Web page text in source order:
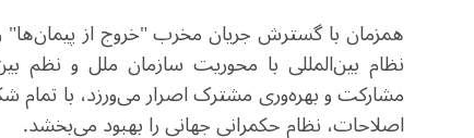
همزمان با گسترش جریان مخرب "خروج از پیمان‌ها"
نظام بین‌المللی با محوریت سازمان ملل و نظم
مشارکت و بهره‌وری مشترک اصرار می‌ورزد، با تمام
اصلاحات، نظام حکمرانی جهانی را بهبود می‌بخشد.